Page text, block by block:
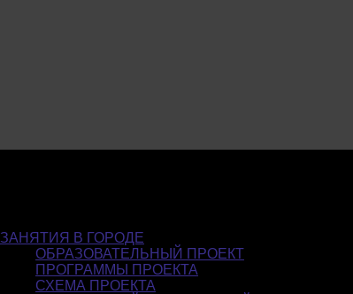
ЗАНЯТИЯ В ГОРОДЕ
ОБРАЗОВАТЕЛЬНЫЙ ПРОЕКТ
ПРОГРАММЫ ПРОЕКТА
СХЕМА ПРОЕКТА